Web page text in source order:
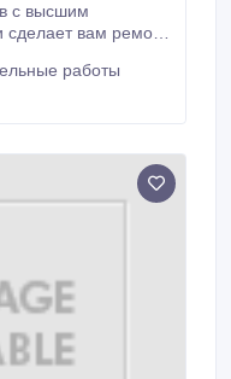
с высшим
сделает вам ремонт
работы